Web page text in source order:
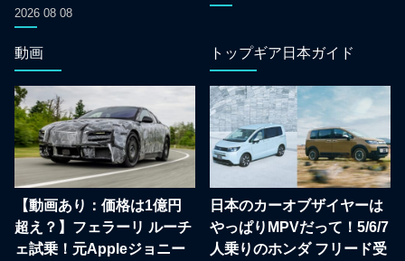
2026 08 08
動画
【動画あり：価格は1億円
超え？】フェラーリ ルーチ
ェ試乗！元Appleジョニー
トップギア日本ガイド
日本のカーオブザイヤーは
やっぱりMPVだって！5/6/7
人乗りのホンダ フリード受